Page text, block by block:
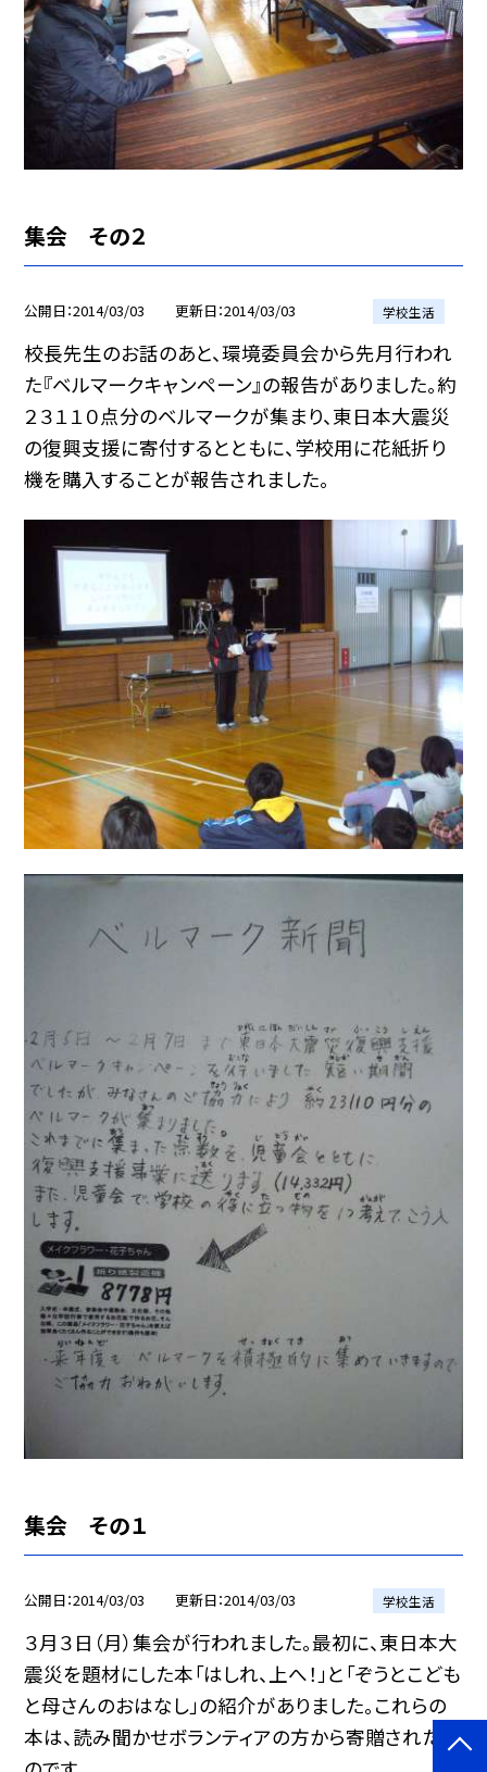
集会 その２
公開日 2014/03/03 更新日 2014/03/03 学校生活
校長先生のお話のあと、環境委員会から先月行われ
た『ベルマークキャンペーン』の報告がありました。約
２３１１０点分のベルマークが集まり、東日本大震災
の復興支援に寄付するとともに、学校用に花紙折り
機を購入することが報告されました。
集会 その１
公開日 2014/03/03 更新日 2014/03/03 学校生活
３月３日（月）集会が行われました。最初に、東日本大
震災を題材にした本「はしれ、上へ！」と「ぞうとこども
と母さんのおはなし」の紹介がありました。これらの
本は、読み聞かせボランティアの方から寄贈されたも